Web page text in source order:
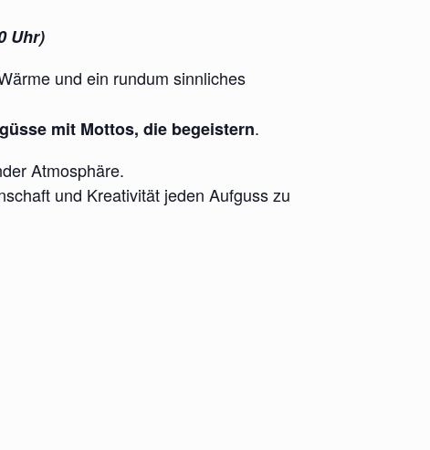
Uhr)
und ein rundum sinnliches
mit Mottos, die begeistern.
Atmosphäre.
und Kreativität jeden Aufguss zu